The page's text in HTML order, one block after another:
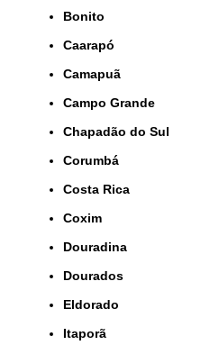
Bonito
Caarapó
Camapuã
Campo Grande
Chapadão do Sul
Corumbá
Costa Rica
Coxim
Douradina
Dourados
Eldorado
Itaporã